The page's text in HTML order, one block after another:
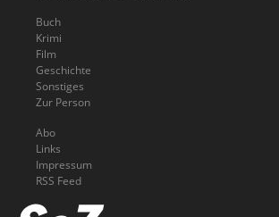
Buch
Krimi
Film
Geschichte
Sonstiges
Zur Person
Abo
Links
Impressum
RSS Feed